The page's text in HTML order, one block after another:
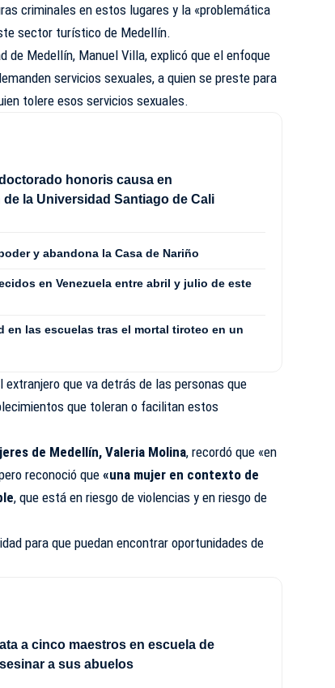
criminales en estos lugares y la «problemática
sector turístico de Medellín.
de Medellín, Manuel Villa, explicó que el enfoque
servicios sexuales, a quien se preste para
tolere esos servicios sexuales.
honoris causa en
la Universidad Santiago de Cali
y abandona la Casa de Nariño
en Venezuela entre abril y julio de este
en las escuelas tras el mortal tiroteo en un
que va detrás de las personas que
que toleran o facilitan estos
de Medellín, Valeria Molina, recordó que «en
reconoció que«una mujer en contexto de
, que está en riesgo de violencias y en riesgo de
para que puedan encontrar oportunidades de
a cinco maestros en escuela de
a sus abuelos